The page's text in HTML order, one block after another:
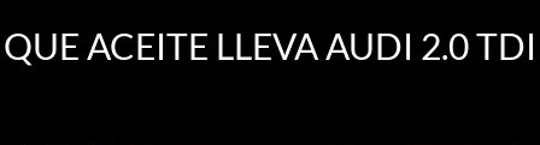
QUE ACEITE LLEVA AUDI 2.0 TDI